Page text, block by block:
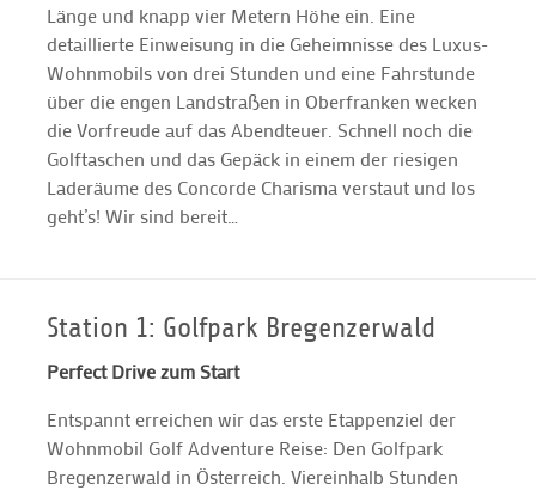
Länge und knapp vier Metern Höhe ein. Eine
detaillierte Einweisung in die Geheimnisse des Luxus-
Wohnmobils von drei Stunden und eine Fahrstunde
über die engen Landstraßen in Oberfranken wecken
die Vorfreude auf das Abendteuer. Schnell noch die
Golftaschen und das Gepäck in einem der riesigen
Laderäume des Concorde Charisma verstaut und los
geht’s! Wir sind bereit…
Station 1: Golfpark Bregenzerwald
Perfect Drive zum Start
Entspannt erreichen wir das erste Etappenziel der
Wohnmobil Golf Adventure Reise: Den Golfpark
Bregenzerwald in Österreich. Viereinhalb Stunden